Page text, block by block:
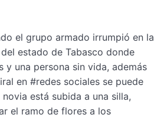
el grupo armado irrumpió en la
estado de Tabasco donde
y una persona sin vida, además
en #redes sociales se puede
está subida a una silla,
el ramo de flores a los